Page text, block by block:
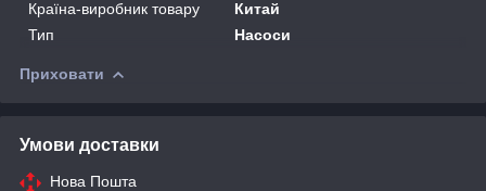
Країна-виробник товару
Китай
Тип
Насоси
Приховати
Умови доставки
Нова Пошта